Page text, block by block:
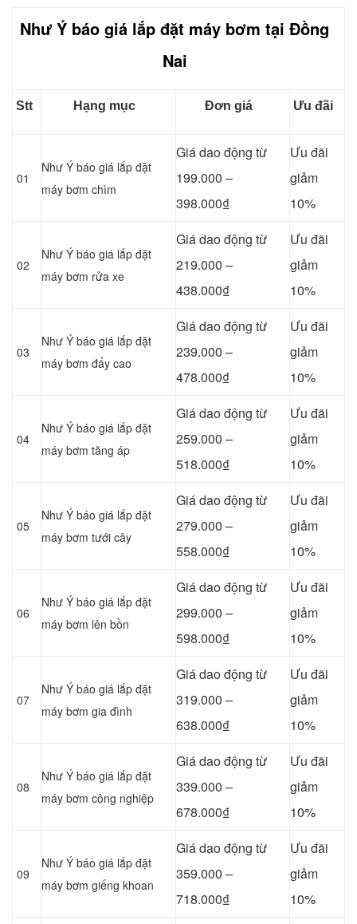
Như Ý báo giá lắp đặt máy bơm tại Đồng
Nai
Stt Hạng mục Đơn giá Ưu đãi
01
Như Ý báo giá lắp đặt
máy bơm chìm
Giá dao động từ
199.000 –
398.000₫
Ưu đãi
giảm
10%
02
Như Ý báo giá lắp đặt
máy bơm rửa xe
Giá dao động từ
219.000 –
438.000₫
Ưu đãi
giảm
10%
03
Như Ý báo giá lắp đặt
máy bơm đẩy cao
Giá dao động từ
239.000 –
478.000₫
Ưu đãi
giảm
10%
04
Như Ý báo giá lắp đặt
máy bơm tăng áp
Giá dao động từ
259.000 –
518.000₫
Ưu đãi
giảm
10%
05
Như Ý báo giá lắp đặt
máy bơm tưới cây
Giá dao động từ
279.000 –
558.000₫
Ưu đãi
giảm
10%
06
Như Ý báo giá lắp đặt
máy bơm lên bồn
Giá dao động từ
299.000 –
598.000₫
Ưu đãi
giảm
10%
07
Như Ý báo giá lắp đặt
máy bơm gia đình
Giá dao động từ
319.000 –
638.000₫
Ưu đãi
giảm
10%
08
Như Ý báo giá lắp đặt
máy bơm công nghiệp
Giá dao động từ
339.000 –
678.000₫
Ưu đãi
giảm
10%
09
Như Ý báo giá lắp đặt
máy bơm giếng khoan
Giá dao động từ
359.000 –
718.000₫
Ưu đãi
giảm
10%